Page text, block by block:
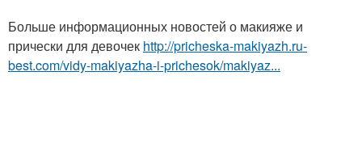
Больше информационных новостей о макияже и
прически для девочек http://pricheska-makiyazh.ru-
best.com/vidy-makiyazha-i-prichesok/makiyaz...